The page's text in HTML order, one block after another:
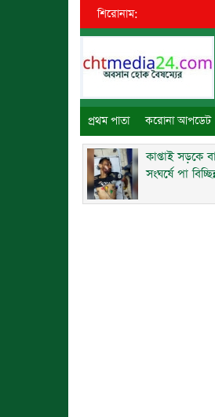
শিরোনাম:
প্রথম পাতা করোনা আপডেট
কাপ্তাই সড়কে
সংঘর্ষে পা